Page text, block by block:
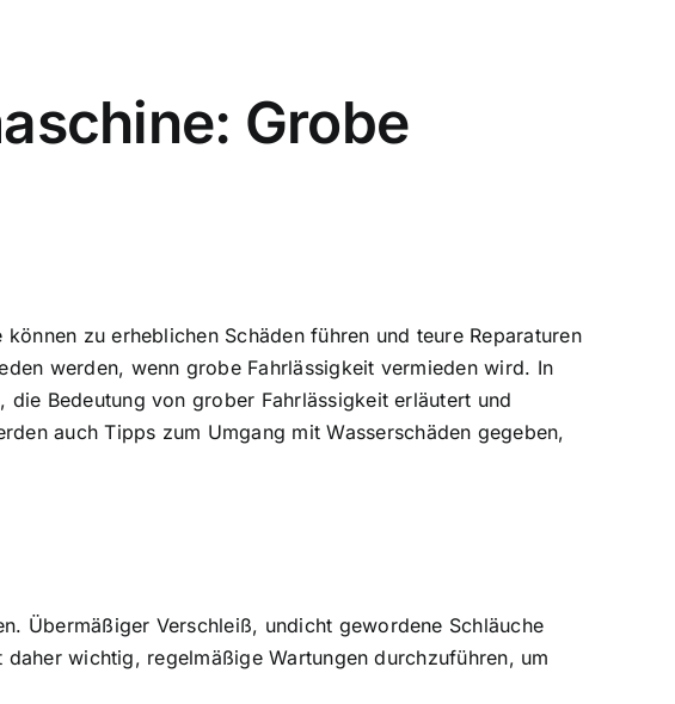
Grobe
zu erheblichen Schäden führen und teure Reparaturen
werden, wenn grobe Fahrlässigkeit vermieden wird. In
Bedeutung von grober Fahrlässigkeit erläutert und
auch Tipps zum Umgang mit Wasserschäden gegeben,
Übermäßiger Verschleiß, undicht gewordene Schläuche
daher wichtig, regelmäßige Wartungen durchzuführen, um